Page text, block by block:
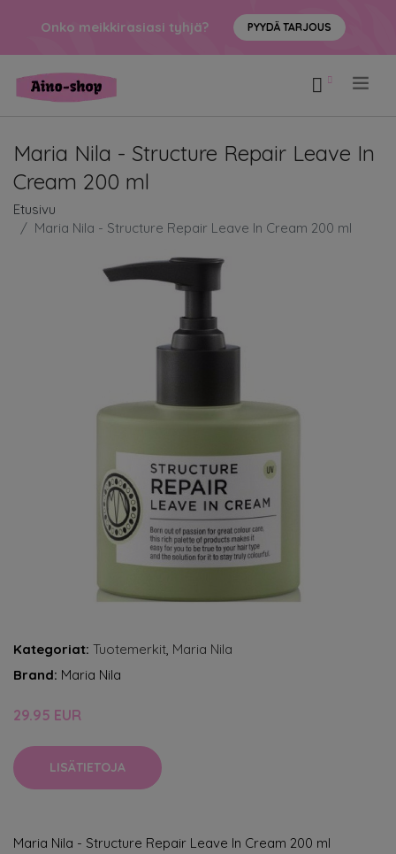
Onko meikkirasiasi tyhjä? PYYDÄ TARJOUS
Maria Nila - Structure Repair Leave In
Cream 200 ml
Etusivu
Maria Nila - Structure Repair Leave In Cream 200 ml
Kategoriat: Tuotemerkit, Maria Nila
Brand: Maria Nila
29.95 EUR
LISÄTIETOJA
Maria Nila - Structure Repair Leave In Cream 200 ml